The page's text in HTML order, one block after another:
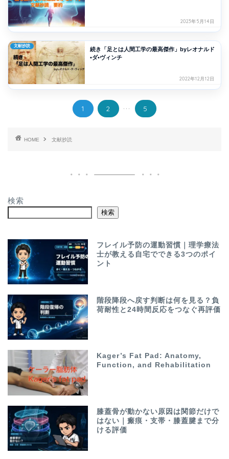
2023年5月14日
文献抄読
続き「足とは人間工学の最高傑作」byレオナルド
•ダ•ヴィンチ
2022年12月12日
1 2 ... 5
HOME 文献抄読
検索
検索
フレイル予防の運動習慣｜理学療法
士が教える自宅でできる3つのポイ
ント
階段降段へ戻す判断は何を見る？負
荷耐性と24時間反応をつなぐ再評価
Kager’s Fat Pad: Anatomy,
Function, and Rehabilitation
膝蓋骨が動かない原因は関節だけで
はない｜瘢痕・支帯・膝蓋腱まで分
ける評価